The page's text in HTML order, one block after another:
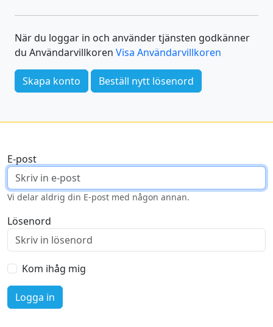
När du loggar in och använder tjänsten godkänner
du Användarvillkoren Visa Användarvillkoren
Skapa konto Beställ nytt lösenord
E-post
Vi delar aldrig din E-post med någon annan.
Lösenord
Kom ihåg mig